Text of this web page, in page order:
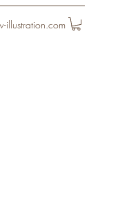
illustration.com